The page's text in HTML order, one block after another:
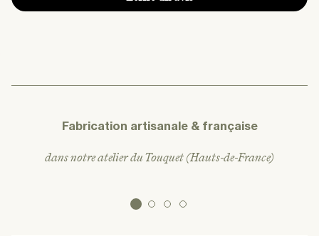
Fabrication artisanale & française
dans notre atelier du Touquet (Hauts-de-France)